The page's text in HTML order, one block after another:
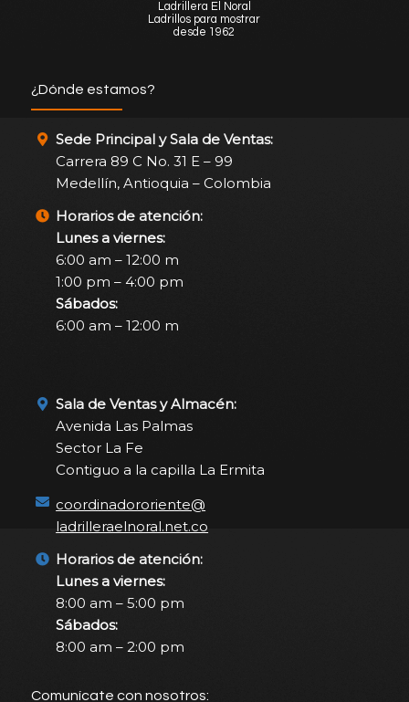
Ladrillera El Noral
Ladrillos para mostrar
desde 1962
¿Dónde estamos?
Sede Principal y Sala de Ventas:
Carrera 89 C No. 31 E – 99
Medellín, Antioquia – Colombia
Horarios de atención:
Lunes a viernes:
6:00 am – 12:00 m
1:00 pm – 4:00 pm
Sábados:
6:00 am – 12:00 m
Sala de Ventas y Almacén:
Avenida Las Palmas
Sector La Fe
Contiguo a la capilla La Ermita
coordinadororiente@
ladrilleraelnoral.net.co
Horarios de atención:
Lunes a viernes:
8:00 am – 5:00 pm
Sábados:
8:00 am – 2:00 pm
Comunícate con nosotros: